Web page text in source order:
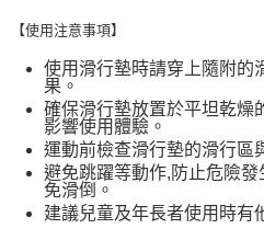
【使用注意事項】
使用滑行墊時請穿上隨附的
果。
確保滑行墊放置於平坦乾燥
影響使用體驗。
運動前檢查滑行墊的滑行區
避免跳躍等動作,防止危險
免滑倒。
建議兒童及年長者使用時有